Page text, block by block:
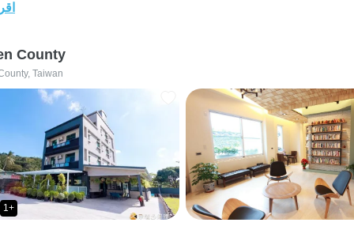
County
Taiwan
1+